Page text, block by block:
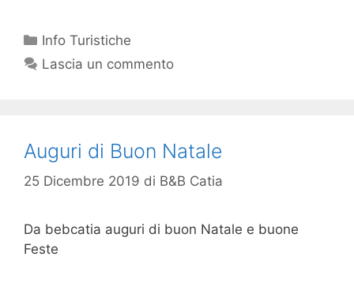
Info Turistiche
Lascia un commento
Auguri di Buon Natale
25 Dicembre 2019 di B&B Catia
Da bebcatia auguri di buon Natale e buone
Feste